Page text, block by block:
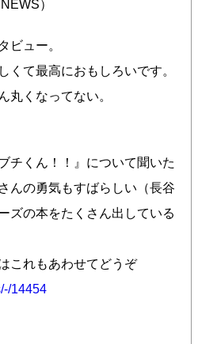
）
ビュー。
くて最高におもしろいです。
丸くなってない。
チくん！！』について聞いた
んの勇気もすばらしい（長谷
ズの本をたくさん出している
これもあわせてどうぞ
14454